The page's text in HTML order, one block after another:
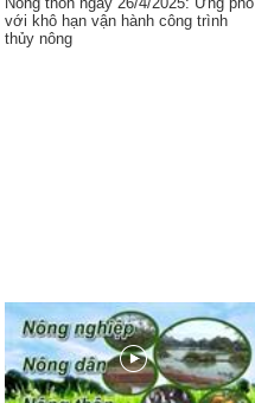
với khô hạn vận hành công trình
thủy nông